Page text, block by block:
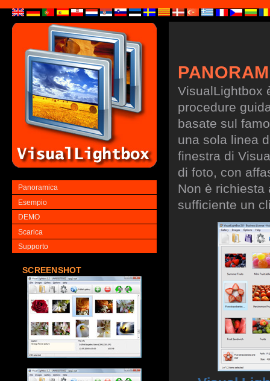
Panoramica
Esempio
DEMO
Scarica
Supporto
SCREENSHOT
VisualLightbox
procedure
basate sul
una sola linea
finestra di
di foto, con
Non è richiesta
sufficiente un